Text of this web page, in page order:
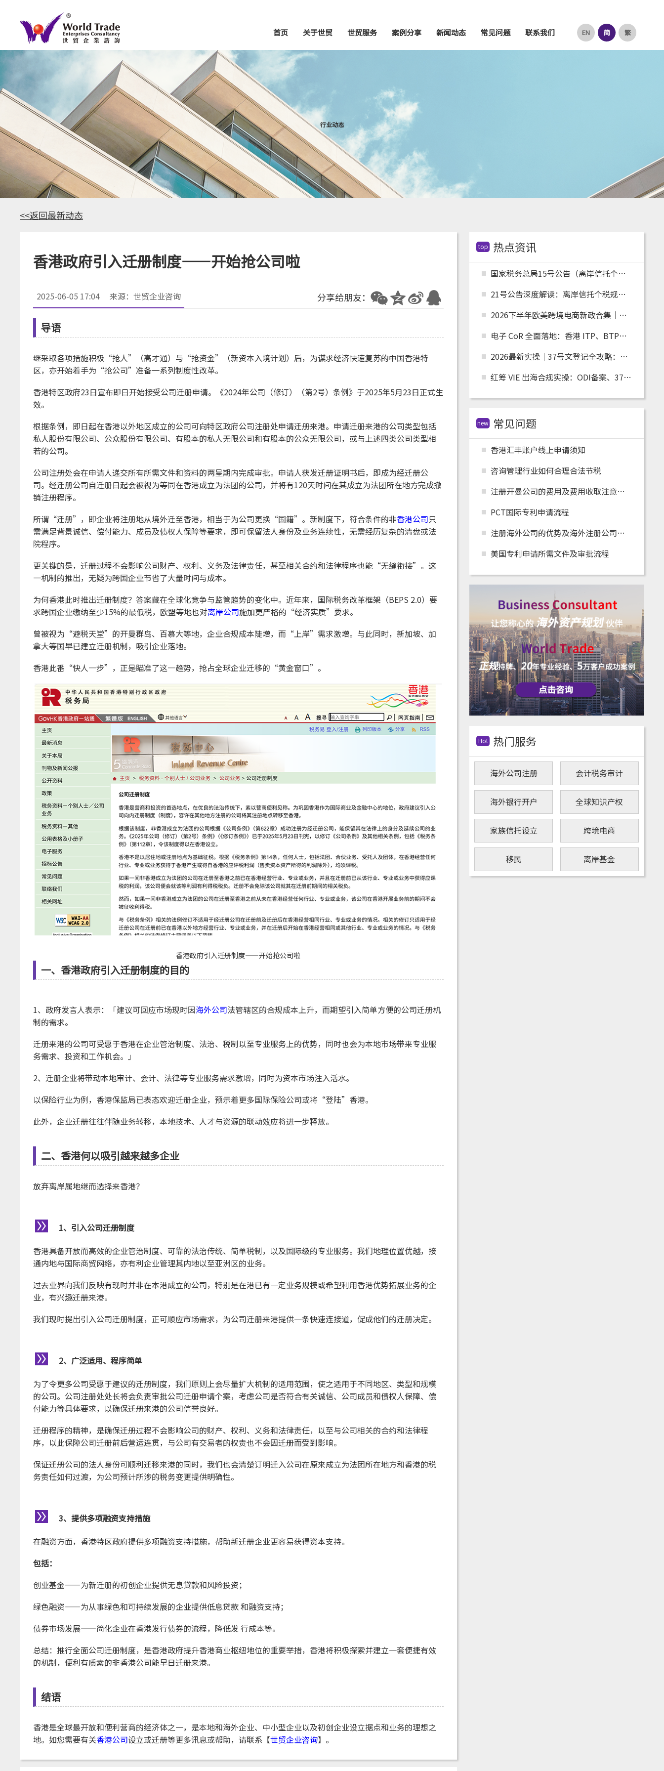
首页 关于世贸 世贸服务 案例分享 新闻动态 常见问题 联系我们 EN 简 繁
行业动态
<<返回最新动态
香港政府引入迁册制度——开始抢公司啦
2025-06-05 17:04 来源：世贸企业咨询 分享给朋友：
导语
继采取各项措施积极“抢人”（高才通）与“抢资金”（新资本入境计划）后，为谋求经济快速复苏的中国香港特
区，亦开始着手为“抢公司”准备一系列制度性改革。
香港特区政府23日宣布即日开始接受公司迁册申请。《2024年公司（修订）（第2号）条例》于2025年5月23日正式生
效。
根据条例，即日起在香港以外地区成立的公司可向特区政府公司注册处申请迁册来港。申请迁册来港的公司类型包括
私人股份有限公司、公众股份有限公司、有股本的私人无限公司和有股本的公众无限公司，或与上述四类公司类型相
若的公司。
公司注册处会在申请人递交所有所需文件和资料的两星期内完成审批。申请人获发迁册证明书后，即成为经迁册公
司。经迁册公司自迁册日起会被视为等同在香港成立为法团的公司，并将有120天时间在其成立为法团所在地方完成撤
销注册程序。
所谓“迁册”，即企业将注册地从境外迁至香港，相当于为公司更换“国籍”。新制度下，符合条件的非香港公司只
需满足背景诚信、偿付能力、成员及债权人保障等要求，即可保留法人身份及业务连续性，无需经历复杂的清盘或法
院程序。
更关键的是，迁册过程不会影响公司财产、权利、义务及法律责任，甚至相关合约和法律程序也能“无缝衔接”。这
一机制的推出，无疑为跨国企业节省了大量时间与成本。
为何香港此时推出迁册制度？答案藏在全球化竞争与监管趋势的变化中。近年来，国际税务改革框架（BEPS 2.0）要
求跨国企业缴纳至少15%的最低税，欧盟等地也对离岸公司施加更严格的“经济实质”要求。
曾被视为“避税天堂”的开曼群岛、百慕大等地，企业合规成本陡增，而“上岸”需求激增。与此同时，新加坡、加
拿大等国早已建立迁册机制，吸引企业落地。
香港此番“快人一步”，正是瞄准了这一趋势，抢占全球企业迁移的“黄金窗口”。
香港政府引入迁册制度——开始抢公司啦
一、香港政府引入迁册制度的目的
1、政府发言人表示：「建议可回应市场现时因海外公司法管辖区的合规成本上升，而期望引入简单方便的公司迁册机
制的需求。
迁册来港的公司可受惠于香港在企业管治制度、法治、税制以至专业服务上的优势，同时也会为本地市场带来专业服
务需求、投资和工作机会。」
2、迁册企业将带动本地审计、会计、法律等专业服务需求激增，同时为资本市场注入活水。
以保险行业为例，香港保监局已表态欢迎迁册企业，预示着更多国际保险公司或将“登陆”香港。
此外，企业迁册往往伴随业务转移，本地技术、人才与资源的联动效应将进一步释放。
二、香港何以吸引越来越多企业
放弃离岸属地继而选择来香港？
1、引入公司迁册制度
香港具备开放而高效的企业管治制度、可靠的法治传统、简单税制，以及国际级的专业服务。我们地理位置优越，接
通内地与国际商贸网络，亦有利企业管理其内地以至亚洲区的业务。
过去业界向我们反映有现时并非在本港成立的公司，特别是在港已有一定业务规模或希望利用香港优势拓展业务的企
业，有兴趣迁册来港。
我们现时提出引入公司迁册制度，正可顺应市场需求，为公司迁册来港提供一条快速连接道，促成他们的迁册决定。
2、广泛适用、程序简单
为了令更多公司受惠于建议的迁册制度，我们原则上会尽量扩大机制的适用范围，使之适用于不同地区、类型和规模
的公司。公司注册处处长将会负责审批公司迁册申请个案，考虑公司是否符合有关诚信、公司成员和债权人保障、偿
付能力等具体要求，以确保迁册来港的公司信誉良好。
迁册程序的精神，是确保迁册过程不会影响公司的财产、权利、义务和法律责任，以至与公司相关的合约和法律程
序，以此保障公司迁册前后营运连贯，与公司有交易者的权责也不会因迁册而受到影响。
保证迁册公司的法人身份可顺利迁移来港的同时，我们也会清楚订明迁入公司在原来成立为法团所在地方和香港的税
务责任如何过渡，为公司预计所涉的税务变更提供明确性。
3、提供多项融资支持措施
在融资方面，香港特区政府提供多项融资支持措施，帮助新迁册企业更容易获得资本支持。
包括：
创业基金——为新迁册的初创企业提供无息贷款和风险投资；
绿色融资——为从事绿色和可持续发展的企业提供低息贷款 和融资支持；
债券市场发展——简化企业在香港发行债券的流程，降低发 行成本等。
总结：推行全面公司迁册制度，是香港政府提升香港商业枢纽地位的重要举措，香港将积极探索并建立一套便捷有效
的机制，便利有质素的非香港公司能早日迁册来港。
结语
香港是全球最开放和便利营商的经济体之一，是本地和海外企业、中小型企业以及初创企业设立据点和业务的理想之
地。如您需要有关香港公司设立或迁册等更多讯息或帮助，请联系【世贸企业咨询】。
top 热点资讯
国家税务总局15号公告（离岸信托个税配套）全文解读：申报主体、时间节点、追溯资料与跨境架构整改
21号公告深度解读：离岸信托个税规则落地，红筹、高净值架构迎来重大合规变革
2026下半年欧美跨境电商新政合集｜关税、清关、环保合规全面收紧，卖家如何应对？
电子 CoR 全面落地：香港 ITP、BTP、TRP 账户跨境税务合规实操指南
2026最新实操｜37号文登记全攻略：适用人群、场景、流程及材料清单
红筹 VIE 出海合规实操：ODI备案、37 号文、FDI 备案适用场景全解析
new 常见问题
香港汇丰账户线上申请须知
咨询管理行业如何合理合法节税
注册开曼公司的费用及费用收取注意事项
PCT国际专利申请流程
注册海外公司的优势及海外注册公司怎么在国内
美国专利申请所需文件及审批流程
Hot 热门服务
海外公司注册 会计税务审计
海外银行开户 全球知识产权
家族信托设立 跨境电商
移民 离岸基金